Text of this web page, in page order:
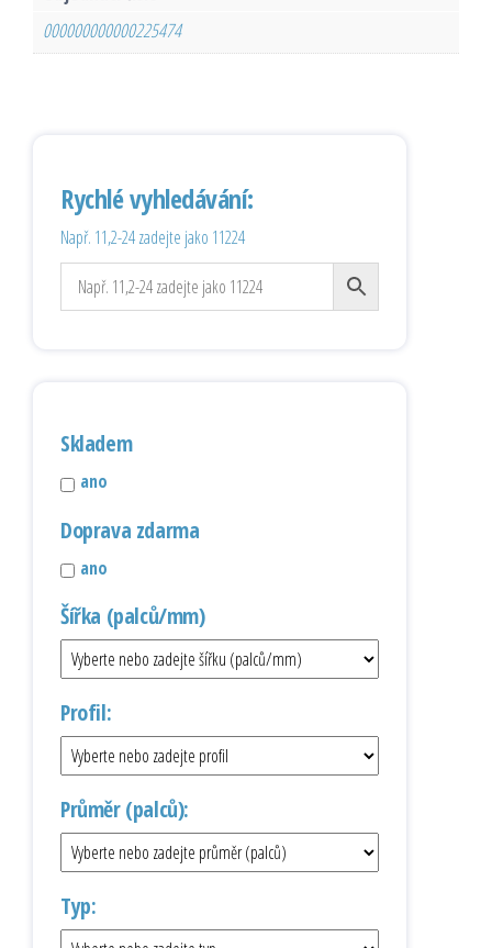
000000000000225474
Rychlé vyhledávání:
Např. 11,2-24 zadejte jako 11224
Skladem
ano
Doprava zdarma
ano
Šířka (palců/mm)
Profil:
Průměr (palců):
Typ: